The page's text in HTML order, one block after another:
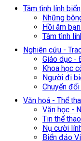
Tâm tình lính biển
Những
Hồi âm
Tâm tình
Nghiên cứu -
Giáo dục -
Khoa học
Người đi
Chuyển
Văn hoá - Thể
Văn học -
Tin thể thao
Nụ cười
Biển đảo